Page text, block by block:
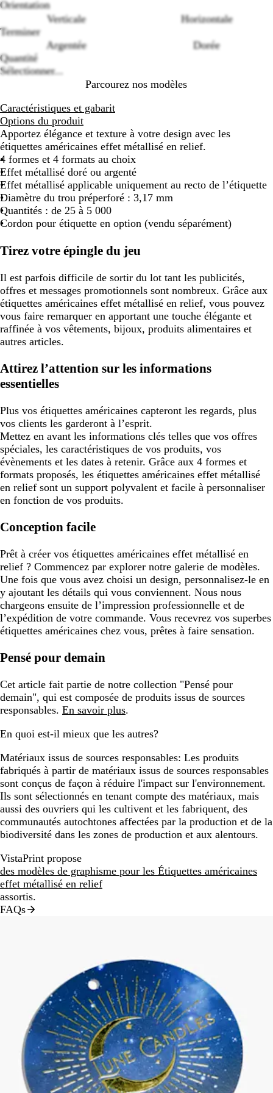
Orientation
Verticale
Horizontale
Terminer
Argentée
Dorée
Quantité
Sélectionner...
Parcourez nos modèles
Caractéristiques et gabarit
Options du produit
Apportez élégance et texture à votre design avec les
étiquettes américaines effet métallisé en relief.
4 formes et 4 formats au choix
Effet métallisé doré ou argenté
Effet métallisé applicable uniquement au recto de l’étiquette
Diamètre du trou préperforé : 3,17 mm
Quantités : de 25 à 5 000
Cordon pour étiquette en option (vendu séparément)
Tirez votre épingle du jeu
Il est parfois difficile de sortir du lot tant les publicités,
offres et messages promotionnels sont nombreux. Grâce aux
étiquettes américaines effet métallisé en relief, vous pouvez
vous faire remarquer en apportant une touche élégante et
raffinée à vos vêtements, bijoux, produits alimentaires et
autres articles.
Attirez l’attention sur les informations
essentielles
Plus vos étiquettes américaines capteront les regards, plus
vos clients les garderont à l’esprit.
Mettez en avant les informations clés telles que vos offres
spéciales, les caractéristiques de vos produits, vos
évènements et les dates à retenir. Grâce aux 4 formes et
formats proposés, les étiquettes américaines effet métallisé
en relief sont un support polyvalent et facile à personnaliser
en fonction de vos produits.
Conception facile
Prêt à créer vos étiquettes américaines effet métallisé en
relief ? Commencez par explorer notre galerie de modèles.
Une fois que vous avez choisi un design, personnalisez-le en
y ajoutant les détails qui vous conviennent. Nous nous
chargeons ensuite de l’impression professionnelle et de
l’expédition de votre commande. Vous recevrez vos superbes
étiquettes américaines chez vous, prêtes à faire sensation.
Pensé pour demain
Cet article fait partie de notre collection "Pensé pour
demain", qui est composée de produits issus de sources
responsables. En savoir plus.
En quoi est-il mieux que les autres?
Matériaux issus de sources responsables: Les produits
fabriqués à partir de matériaux issus de sources responsables
sont conçus de façon à réduire l'impact sur l'environnement.
Ils sont sélectionnés en tenant compte des matériaux, mais
aussi des ouvriers qui les cultivent et les fabriquent, des
communautés autochtones affectées par la production et de la
biodiversité dans les zones de production et aux alentours.
VistaPrint propose
des modèles de graphisme pour les Étiquettes américaines
effet métallisé en relief
assortis.
FAQs